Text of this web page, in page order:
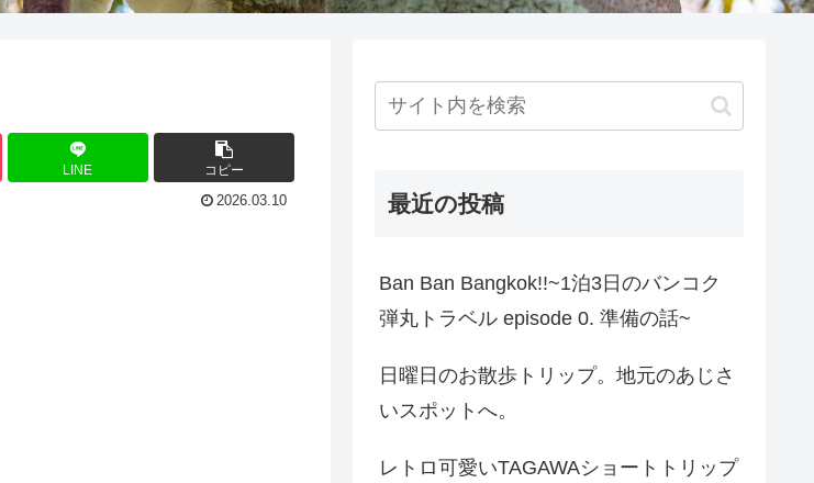
LINE コピー
2026.03.10 最近の投稿
Ban Ban Bangkok!!~1泊3日のバンコク
弾丸トラベル episode 0. 準備の話~
日曜日のお散歩トリップ。地元のあじさ
いスポットへ。
レトロ可愛いTAGAWAショートトリップ